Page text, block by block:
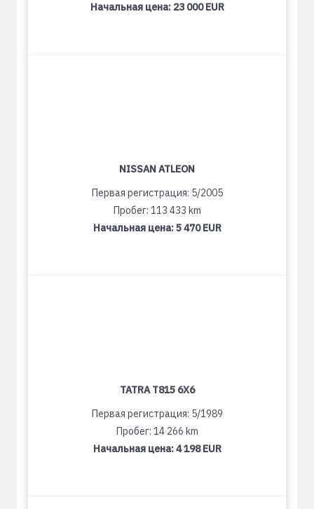
Начальная цена: 23 000 EUR
NISSAN ATLEON
Первая регистрация: 5/2005
Пробег: 113 433 km
Начальная цена:5 470 EUR
TATRA T815 6X6
Первая регистрация: 5/1989
Пробег: 14 266 km
Начальная цена:4 198 EUR